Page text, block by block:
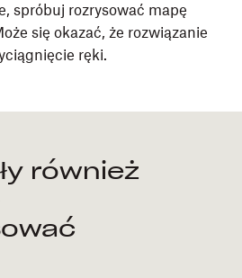
spróbuj rozrysować mapę
się okazać, że rozwiązanie
ręki.
również